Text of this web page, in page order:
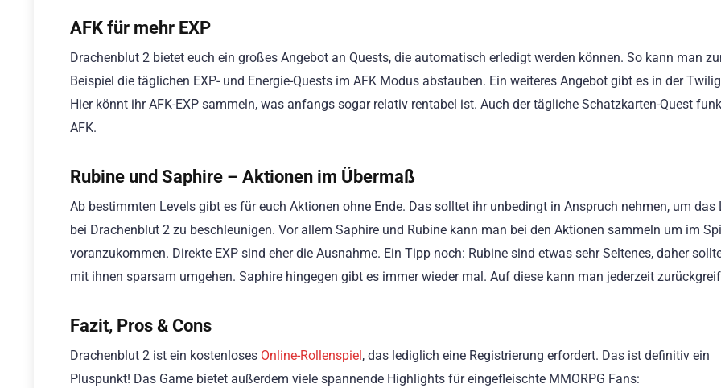
AFK für mehr EXP
Drachenblut 2 bietet euch ein großes Angebot an Quests, die automatisch erledigt werden können. So kann man
Beispiel die täglichen EXP- und Energie-Quests im AFK Modus abstauben. Ein weiteres Angebot gibt es in der
Hier könnt ihr AFK-EXP sammeln, was anfangs sogar relativ rentabel ist. Auch der tägliche Schatzkarten-Quest
AFK.
Rubine und Saphire – Aktionen im Übermaß
Ab bestimmten Levels gibt es für euch Aktionen ohne Ende. Das solltet ihr unbedingt in Anspruch nehmen, um das
bei Drachenblut 2 zu beschleunigen. Vor allem Saphire und Rubine kann man bei den Aktionen sammeln um im
voranzukommen. Direkte EXP sind eher die Ausnahme. Ein Tipp noch: Rubine sind etwas sehr Seltenes, daher
mit ihnen sparsam umgehen. Saphire hingegen gibt es immer wieder mal. Auf diese kann man jederzeit
Fazit, Pros & Cons
Drachenblut 2 ist ein kostenloses Online-Rollenspiel , das lediglich eine Registrierung erfordert. Das ist definitiv ein
Pluspunkt! Das Game bietet außerdem viele spannende Highlights für eingefleischte MMORPG Fans: